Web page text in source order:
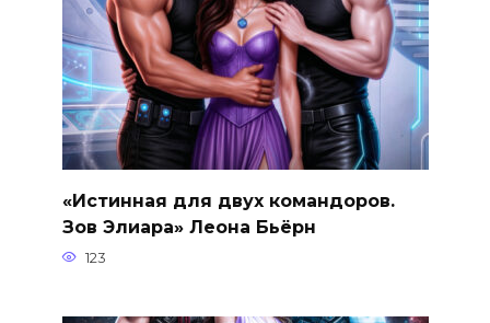
«Истинная для двух командоров.
Зов Элиара» Леона Бьёрн
123